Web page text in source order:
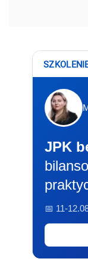
JPK
📅 11-